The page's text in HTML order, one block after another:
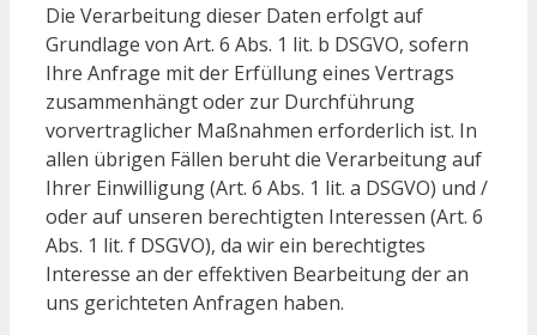
Die Verarbeitung dieser Daten erfolgt auf
Grundlage von Art. 6 Abs. 1 lit. b DSGVO, sofern
Ihre Anfrage mit der Erfüllung eines Vertrags
zusammenhängt oder zur Durchführung
vorvertraglicher Maßnahmen erforderlich ist. In
allen übrigen Fällen beruht die Verarbeitung auf
Ihrer Einwilligung (Art. 6 Abs. 1 lit. a DSGVO) und /
oder auf unseren berechtigten Interessen (Art. 6
Abs. 1 lit. f DSGVO), da wir ein berechtigtes
Interesse an der effektiven Bearbeitung der an
uns gerichteten Anfragen haben.